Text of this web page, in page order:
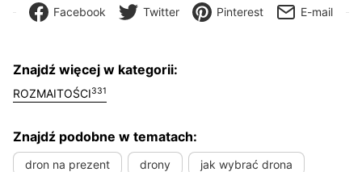
Facebook Twitter Pinterest E-mail
Znajdź więcej w kategorii:
ROZMAITOŚCI331
Znajdź podobne w tematach:
dron na prezent drony jak wybrać drona